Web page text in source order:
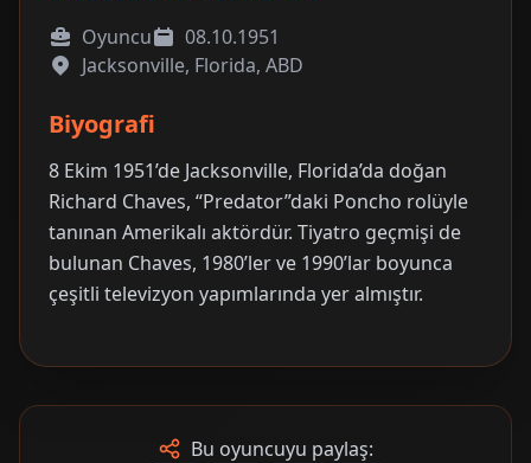
Oyuncu
08.10.1951
Jacksonville, Florida, ABD
Biyografi
8 Ekim 1951’de Jacksonville, Florida’da doğan
Richard Chaves, “Predator”daki Poncho rolüyle
tanınan Amerikalı aktördür. Tiyatro geçmişi de
bulunan Chaves, 1980’ler ve 1990’lar boyunca
çeşitli televizyon yapımlarında yer almıştır.
Bu oyuncuyu paylaş: